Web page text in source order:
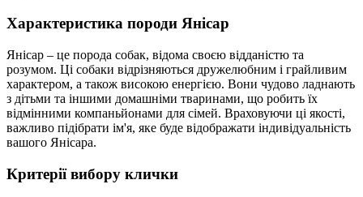
Характеристика породи Янісар
Янісар – це порода собак, відома своєю відданістю та
розумом. Ці собаки відрізняються дружелюбним і грайливим
характером, а також високою енергією. Вони чудово ладнають
з дітьми та іншими домашніми тваринами, що робить їх
відмінними компаньйонами для сімей. Враховуючи ці якості,
важливо підібрати ім'я, яке буде відображати індивідуальність
вашого Янісара.
Критерії вибору клички